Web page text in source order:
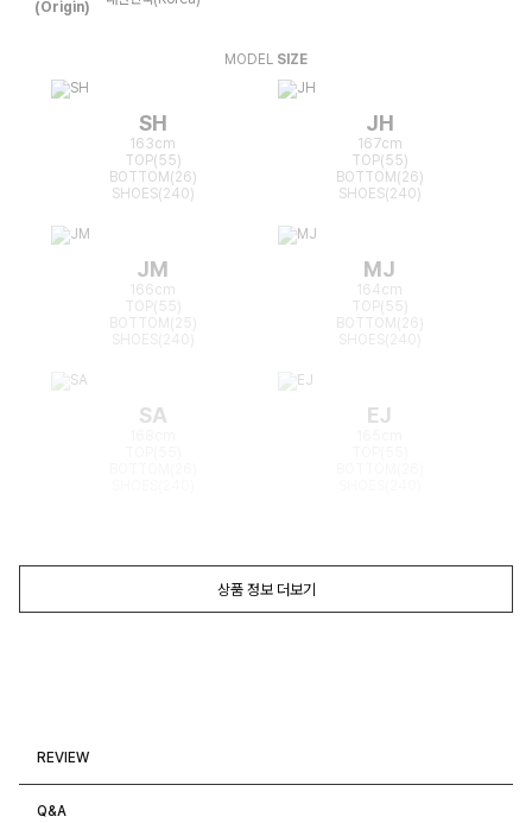
(Origin)
MODEL SIZE
SH
163cm
TOP(55)
BOTTOM(26)
SHOES(240)
JH
167cm
TOP(55)
BOTTOM(26)
SHOES(240)
JM
166cm
TOP(55)
BOTTOM(25)
MJ
164cm
TOP(55)
BOTTOM(26)
SA EJ
상품 정보 더보기
REVIEW
Q&A